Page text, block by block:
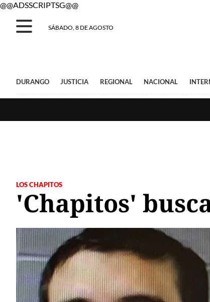
@@ADSSCRIPTSG@@
SÁBADO, 8 DE AGOSTO
DURANGO JUSTICIA REGIONAL NACIONAL
LOS CHAPITOS
'Chapitos'